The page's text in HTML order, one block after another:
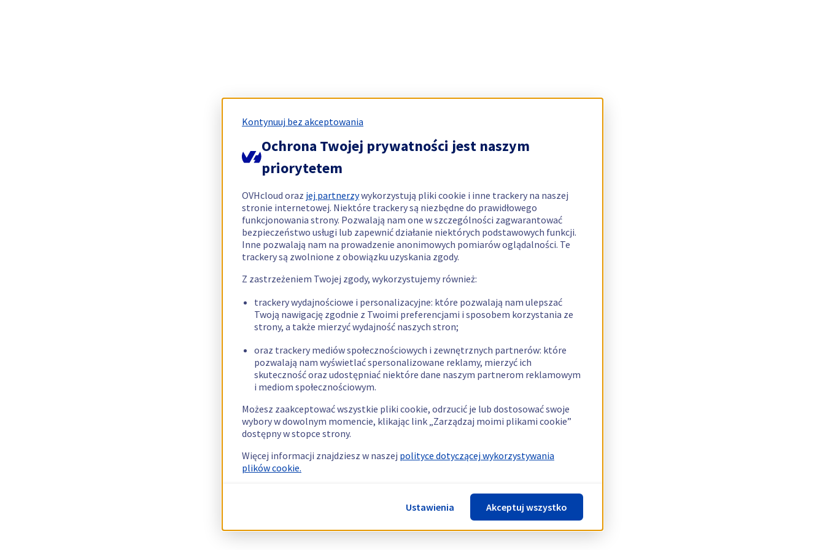
Kontynuuj bez akceptowania
Ochrona Twojej prywatności jest naszym
priorytetem
OVHcloud oraz jej partnerzywykorzystują pliki cookie i inne trackery na naszej
stronie internetowej. Niektóre trackery są niezbędne do prawidłowego
funkcjonowania strony. Pozwalają nam one w szczególności zagwarantować
bezpieczeństwo usługi lub zapewnić działanie niektórych podstawowych funkcji.
Inne pozwalają nam na prowadzenie anonimowych pomiarów oglądalności. Te
trackery są zwolnione z obowiązku uzyskania zgody.
Z zastrzeżeniem Twojej zgody, wykorzystujemy również:
trackery wydajnościowe i personalizacyjne: które pozwalają nam ulepszać
Twoją nawigację zgodnie z Twoimi preferencjami i sposobem korzystania ze
strony, a także mierzyć wydajność naszych stron;
oraz trackery mediów społecznościowych i zewnętrznych partnerów: które
pozwalają nam wyświetlać spersonalizowane reklamy, mierzyć ich
skuteczność oraz udostępniać niektóre dane naszym partnerom reklamowym
i mediom społecznościowym.
Możesz zaakceptować wszystkie pliki cookie, odrzucić je lub dostosować swoje
wybory w dowolnym momencie, klikając link „Zarządzaj moimi plikami cookie”
dostępny w stopce strony.
Więcej informacji znajdziesz w naszej polityce dotyczącej wykorzystywania
plików cookie.
Ustawienia Akceptuj wszystko